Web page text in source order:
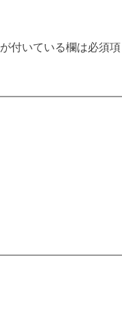
が付いている欄は必須